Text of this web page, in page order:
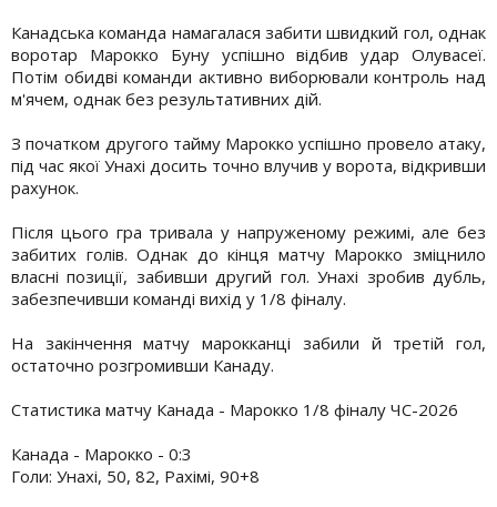
Канадська команда намагалася забити швидкий гол, однак
воротар Марокко Буну успішно відбив удар Олувасеї.
Потім обидві команди активно виборювали контроль над
м'ячем, однак без результативних дій.
З початком другого тайму Марокко успішно провело атаку,
під час якої Унахі досить точно влучив у ворота, відкривши
рахунок.
Після цього гра тривала у напруженому режимі, але без
забитих голів. Однак до кінця матчу Марокко зміцнило
власні позиції, забивши другий гол. Унахі зробив дубль,
забезпечивши команді вихід у 1/8 фіналу.
На закінчення матчу марокканці забили й третій гол,
остаточно розгромивши Канаду.
Статистика матчу Канада - Марокко 1/8 фіналу ЧС-2026
Канада - Марокко - 0:3
Голи: Унахі, 50, 82, Рахімі, 90+8